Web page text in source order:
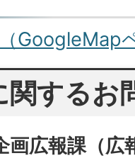
GoogleMap
関するお
画広報課（広